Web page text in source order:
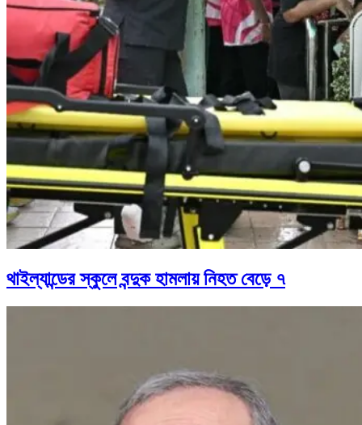
থাইল্যান্ডের স্কুলে বন্দুক হামলায় নিহত বেড়ে ৭